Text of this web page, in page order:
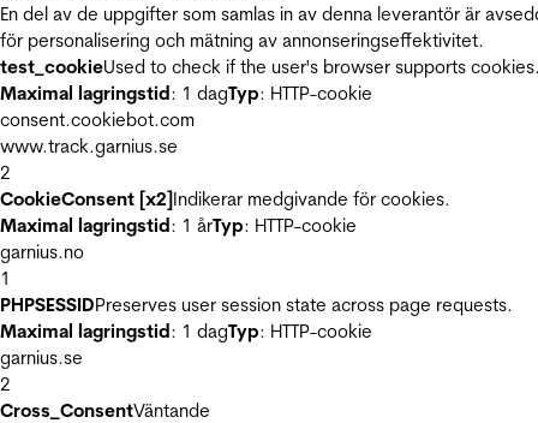
En del av de uppgifter som samlas in av denna leverantör är
för personalisering och mätning av annonseringseffektivitet.
test_cookieUsed to check if the user's browser supports
Maximal lagringstid: 1 dagTyp: HTTP-cookie
consent.cookiebot.com
www.track.garnius.se
2
CookieConsent [x2]Indikerar medgivande för cookies.
Maximal lagringstid: 1 årTyp: HTTP-cookie
garnius.no
1
PHPSESSIDPreserves user session state across page requests.
Maximal lagringstid: 1 dagTyp: HTTP-cookie
garnius.se
2
Cross_ConsentVäntande